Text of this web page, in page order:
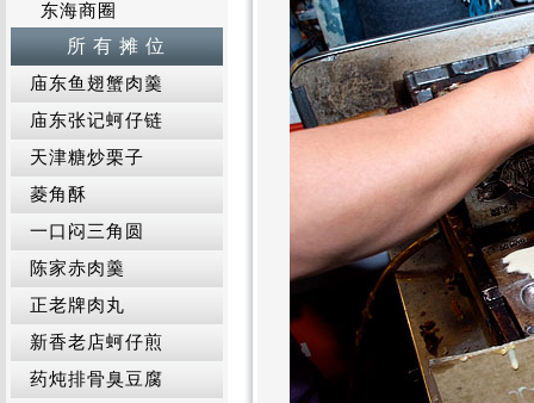
东海商圈
所 有 摊 位
庙东鱼翅蟹肉羹
庙东张记蚵仔链
天津糖炒栗子
菱角酥
一口闷三角圆
陈家赤肉羹
正老牌肉丸
新香老店蚵仔煎
药炖排骨臭豆腐